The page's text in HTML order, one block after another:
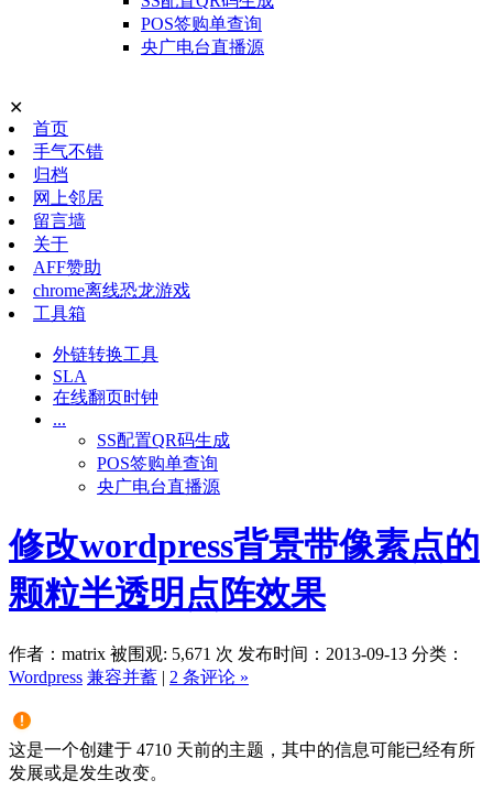
POS签购单查询
央广电台直播源
✕
首页
手气不错
归档
网上邻居
留言墙
关于
AFF赞助
chrome离线恐龙游戏
工具箱
外链转换工具
SLA
在线翻页时钟
...
SS配置QR码生成
POS签购单查询
央广电台直播源
修改wordpress背景带像素点的
颗粒半透明点阵效果
作者：matrix 被围观: 5,671 次 发布时间：2013-09-13 分类：
Wordpress 兼容并蓄 | 2 条评论 »
这是一个创建于 4710 天前的主题，其中的信息可能已经有所
发展或是发生改变。